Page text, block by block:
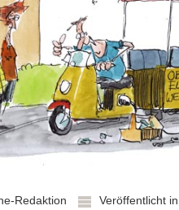
Redaktion Veröffentlicht in